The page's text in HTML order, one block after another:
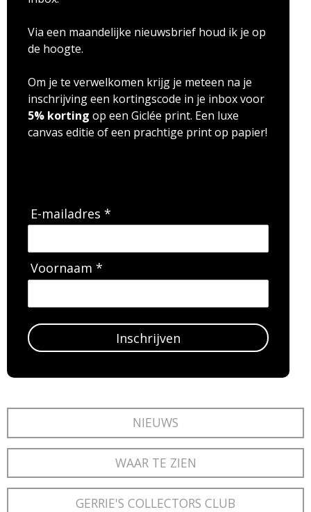
Via een maandelijke nieuwsbrief houd ik je op
de hoogte.
Om je te verwelkomen krijg je meteen na je
inschrijving een kortingscode in je inbox voor
5% korting op een Giclée print. Een luxe
canvas editie of een prachtige print op papier!
E-mailadres *
Voornaam *
Inschrijven
NIEUWS
WAAR TE ZIEN
GERRIE'S COLLECTORS CLUB